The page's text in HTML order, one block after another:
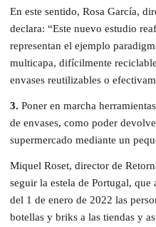
En este sentido, Rosa García,
declara: “Este nuevo estudio
representan el ejemplo
multicapa, difícilmente
envases reutilizables o
3. Poner en marcha
de envases, como poder
supermercado mediante un
Miquel Roset, director de
seguir la estela de Portugal,
del 1 de enero de 2022 las
botellas y briks a las tiendas y